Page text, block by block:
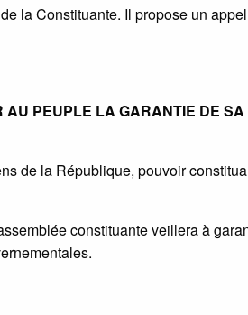
la Constituante. Il propose un
AU PEUPLE LA GARANTIE DE SA
de la République, pouvoir
constituante veillera à